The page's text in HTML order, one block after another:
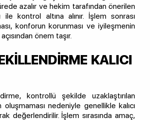
azalır ve hekim tarafından önerilen
kontrol altına alınır. İşlem sonrası
konforun korunması ve iyileşmenin
önem taşır.
KALICI
kontrollü şekilde uzaklaştırılan
nedeniyle genellikle kalıcı
değerlendirilir. İşlem sırasında amaç,